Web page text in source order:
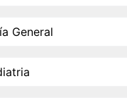
General